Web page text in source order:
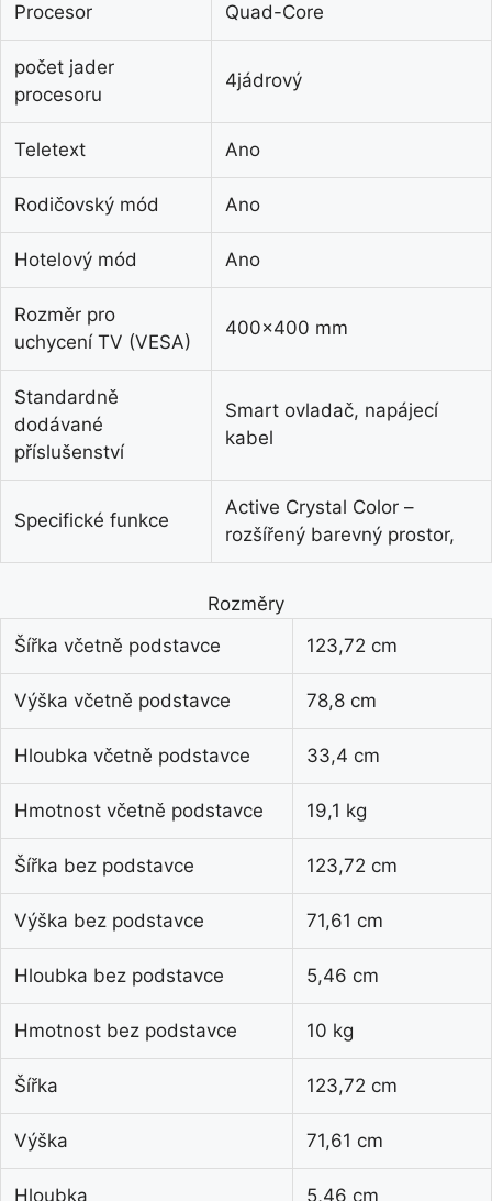
Procesor Quad-Core
počet jader
procesoru
4jádrový
Teletext Ano
Rodičovský mód Ano
Hotelový mód Ano
Rozměr pro
uchycení TV (VESA)
400×400 mm
Standardně
dodávané
příslušenství
Smart ovladač, napájecí
kabel
Specifické funkce
Active Crystal Color –
rozšířený barevný prostor,
Rozměry
Šířka včetně podstavce
123,72 cm
Výška včetně podstavce 78,8 cm
Hloubka včetně podstavce 33,4 cm
Hmotnost včetně podstavce 19,1 kg
Šířka bez podstavce 123,72 cm
Výška bez podstavce 71,61 cm
Hloubka bez podstavce 5,46 cm
Hmotnost bez podstavce 10 kg
Šířka 123,72 cm
Výška 71,61 cm
Hloubka 5,46 cm